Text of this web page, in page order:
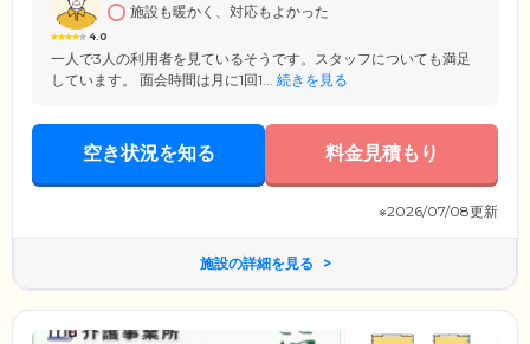
4.0
施設も暖かく、対応もよかった
一人で3人の利用者を見ているそうです。スタッフについても満足
しています。 面会時間は月に1回1... 続きを見る
空き状況を知る 料金見積もり
※2026/07/08更新
施設の詳細を見る